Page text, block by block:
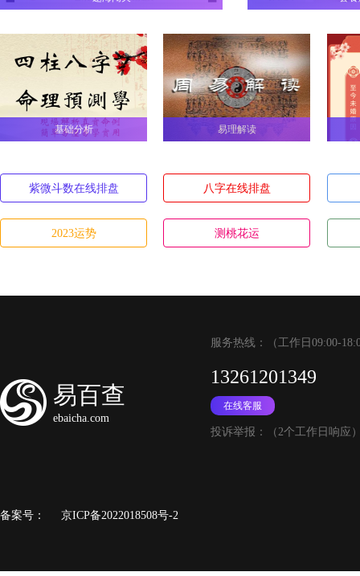
基础分析 易理解读
紫微斗数在线排盘 八字在线排盘
2023运势 测桃花运
易百查
ebaicha.com
服务热线：（工作日09:00-
13261201349
在线客服
投诉举报：（2个工作日响应
备案号： 京ICP备2022018508号-2